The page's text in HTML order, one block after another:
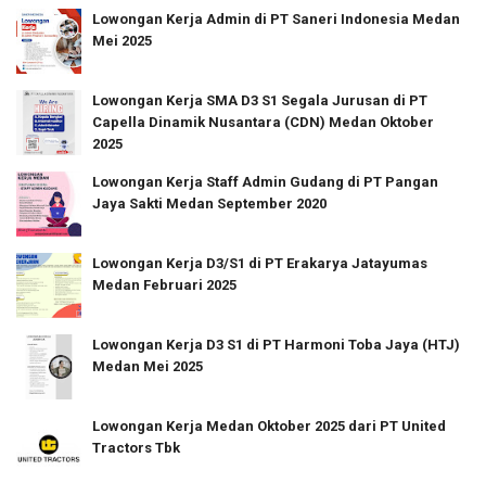
Lowongan Kerja Admin di PT Saneri Indonesia Medan
Mei 2025
Lowongan Kerja SMA D3 S1 Segala Jurusan di PT
Capella Dinamik Nusantara (CDN) Medan Oktober
2025
Lowongan Kerja Staff Admin Gudang di PT Pangan
Jaya Sakti Medan September 2020
Lowongan Kerja D3/S1 di PT Erakarya Jatayumas
Medan Februari 2025
Lowongan Kerja D3 S1 di PT Harmoni Toba Jaya (HTJ)
Medan Mei 2025
Lowongan Kerja Medan Oktober 2025 dari PT United
Tractors Tbk